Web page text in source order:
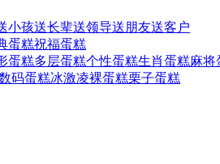
小孩送长辈送领导送朋友送客户
蛋糕祝福蛋糕
蛋糕多层蛋糕个性蛋糕生肖蛋糕麻将
码蛋糕冰激凌裸蛋糕栗子蛋糕